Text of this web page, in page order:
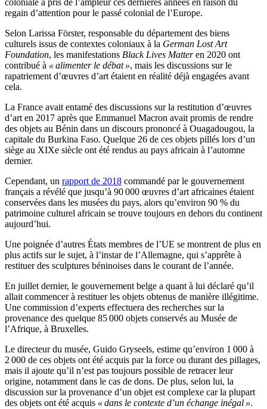
coloniale a pris de l’ampleur ces dernières années en raison du
regain d’attention pour le passé colonial de l’Europe.
Selon Larissa Förster, responsable du département des biens
culturels issus de contextes coloniaux à la German Lost Art
Foundation, les manifestations Black Lives Matteren 2020 ont
contribué à « alimenter le débat », mais les discussions sur le
rapatriement d’œuvres d’art étaient en réalité déjà engagées avant
cela.
La France avait entamé des discussions sur la restitution d’œuvres
d’art en 2017 après que Emmanuel Macron avait promis de rendre
des objets au Bénin dans un discours prononcé à Ouagadougou, la
capitale du Burkina Faso. Quelque 26 de ces objets pillés lors d’un
siège au XIXe siècle ont été rendus au pays africain à l’automne
dernier.
Cependant, un rapport de 2018 commandé par le gouvernement
français a révélé que jusqu’à 90 000 œuvres d’art africaines étaient
conservées dans les musées du pays, alors qu’environ 90 % du
patrimoine culturel africain se trouve toujours en dehors du continent
aujourd’hui.
Une poignée d’autres États membres de l’UE se montrent de plus en
plus actifs sur le sujet, à l’instar de l’Allemagne, qui s’apprête à
restituer des sculptures béninoises dans le courant de l’année.
En juillet dernier, le gouvernement belge a quant à lui déclaré qu’il
allait commencer à restituer les objets obtenus de manière illégitime.
Une commission d’experts effectuera des recherches sur la
provenance des quelque 85 000 objets conservés au Musée de
l’Afrique, à Bruxelles.
Le directeur du musée, Guido Gryseels, estime qu’environ 1 000 à
2 000 de ces objets ont été acquis par la force ou durant des pillages,
mais il ajoute qu’il n’est pas toujours possible de retracer leur
origine, notamment dans le cas de dons. De plus, selon lui, la
discussion sur la provenance d’un objet est complexe car la plupart
des objets ont été acquis « dans le contexte d’un échange inégal ».